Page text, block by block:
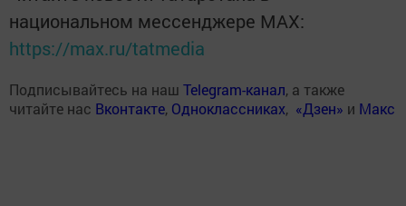
национальном мессенджере MАХ:
https://max.ru/tatmedia
Подписывайтесь на наш Telegram-канал, а также
читайте нас Вконтакте, Одноклассниках, «Дзен» и Макс